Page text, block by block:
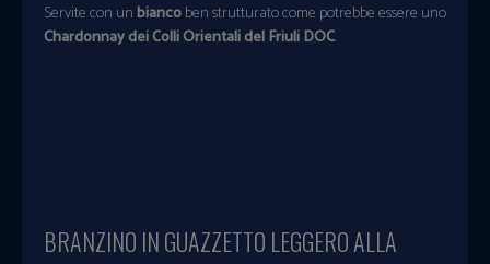
Servite con unbiancoben strutturato come potrebbe essere uno
Chardonnay dei Colli Orientali del Friuli DOC.
BRANZINO IN GUAZZETTO LEGGERO ALLA